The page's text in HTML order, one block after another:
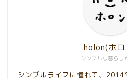
シンプルな暮らし
holon(ホロ
シンプルライフに憧れて、